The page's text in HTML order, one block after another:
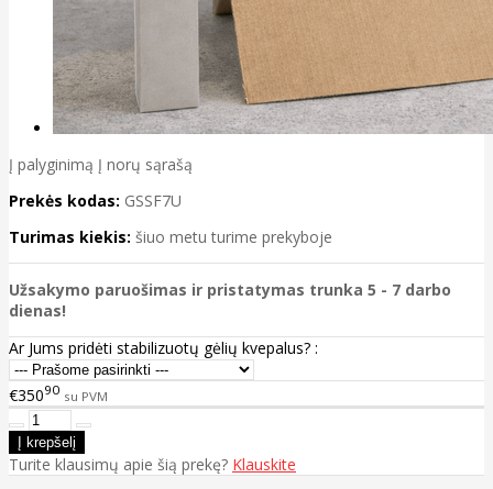
Į palyginimą Į norų sąrašą
Prekės kodas: GSSF7U
Turimas kiekis: šiuo metu turime prekyboje
Užsakymo paruošimas ir pristatymas trunka 5 - 7 darbo
dienas!
Ar Jums pridėti stabilizuotų gėlių kvepalus? :
€35090 su PVM
Turite klausimų apie šią prekę? Klauskite